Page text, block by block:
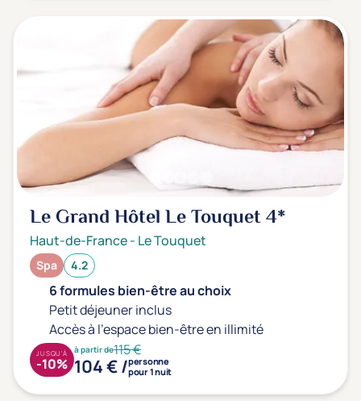
Le Grand Hôtel Le Touquet4*
Haut-de-France- Le Touquet
Spa 4.2
6 formules bien-être au choix
Petit déjeuner inclus
Accès à l'espace bien-être en illimité
à partir de115 €
104 € /personne
pour 1 nuit
JUSQU'À
-10%